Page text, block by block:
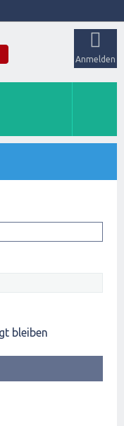
Anmelden
bleiben